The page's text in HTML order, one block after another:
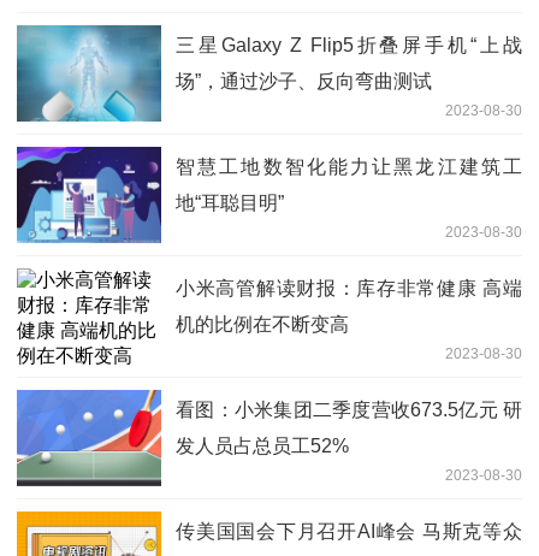
三星Galaxy Z Flip5折叠屏手机“上战
场”，通过沙子、反向弯曲测试
2023-08-30
智慧工地数智化能力让黑龙江建筑工
地“耳聪目明”
2023-08-30
小米高管解读财报：库存非常健康 高端
机的比例在不断变高
2023-08-30
看图：小米集团二季度营收673.5亿元 研
发人员占总员工52%
2023-08-30
传美国国会下月召开AI峰会 马斯克等众